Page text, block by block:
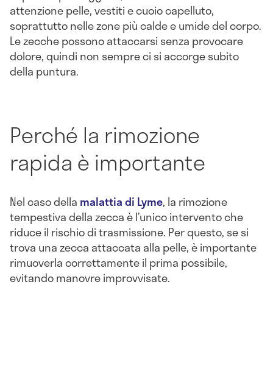
attenzione pelle, vestiti e cuoio capelluto,
soprattutto nelle zone più calde e umide del corpo.
Le zecche possono attaccarsi senza provocare
dolore, quindi non sempre ci si accorge subito
della puntura.
Perché la rimozione
rapida è importante
Nel caso della malattia di Lyme, la rimozione
tempestiva della zecca è l’unico intervento che
riduce il rischio di trasmissione. Per questo, se si
trova una zecca attaccata alla pelle, è importante
rimuoverla correttamente il prima possibile,
evitando manovre improvvisate.